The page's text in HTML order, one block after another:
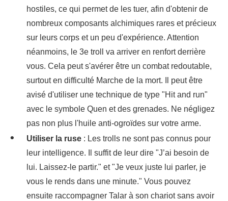
hostiles, ce qui permet de les tuer, afin d'obtenir de
nombreux composants alchimiques rares et précieux
sur leurs corps et un peu d'expérience. Attention
néanmoins, le 3e troll va arriver en renfort derrière
vous. Cela peut s'avérer être un combat redoutable,
surtout en difficulté Marche de la mort. Il peut être
avisé d'utiliser une technique de type "Hit and run"
avec le symbole Quen et des grenades. Ne négligez
pas non plus l'huile anti-ogroïdes sur votre arme.
Utiliser la ruse : Les trolls ne sont pas connus pour
leur intelligence. Il suffit de leur dire "J’ai besoin de
lui. Laissez-le partir." et "Je veux juste lui parler, je
vous le rends dans une minute." Vous pouvez
ensuite raccompagner Talar à son chariot sans avoir